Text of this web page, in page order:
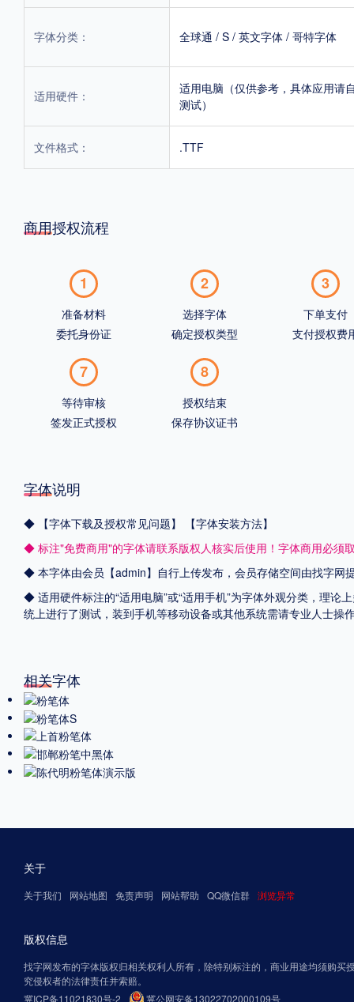
字体分类： 全球通 / S / 英文字体 / 哥特字体
适用硬件：
适用电脑（仅供参考，具体应用请
测试）
文件格式： .TTF
商用授权流程
1
准备材料
委托身份证
2
选择字体
确定授权类型
3
下单支付
支付授权费
7
等待审核
签发正式授权
8
授权结束
保存协议证书
字体说明
◆ 【字体下载及授权常见问题】
【字体安装方法】
◆ 标注"免费商用"的字体请联系版权人核实后使用！字体商用必须
◆ 本字体由会员【admin】自行上传发布，会员存储空间由找字网
◆ 适用硬件标注的“适用电脑”或“适用手机”为字体外观分类，理论
统上进行了测试，装到手机等移动设备或其他系统需请专业人士
相关字体
关于
关于我们 网站地图 免责声明 网站帮助 QQ微信群 浏览异常
版权信息
找字网发布的字体版权归相关权利人所有，除特别标注的，商业用途均须购买
究侵权者的法律责任并索赔。
冀ICP备11021830号-2
冀公网安备13022702000109号